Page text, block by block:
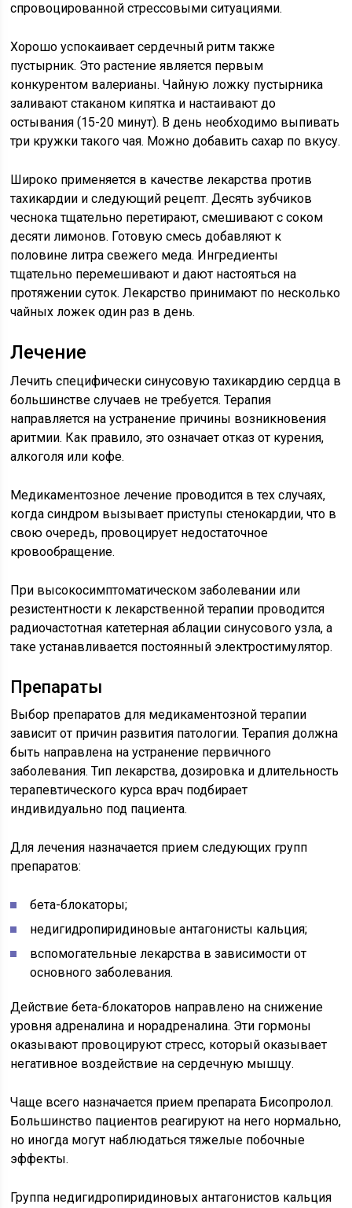
спровоцированной стрессовыми ситуациями.
Хорошо успокаивает сердечный ритм также
пустырник. Это растение является первым
конкурентом валерианы. Чайную ложку пустырника
заливают стаканом кипятка и настаивают до
остывания (15-20 минут). В день необходимо выпивать
три кружки такого чая. Можно добавить сахар по вкусу.
Широко применяется в качестве лекарства против
тахикардии и следующий рецепт. Десять зубчиков
чеснока тщательно перетирают, смешивают с соком
десяти лимонов. Готовую смесь добавляют к
половине литра свежего меда. Ингредиенты
тщательно перемешивают и дают настояться на
протяжении суток. Лекарство принимают по несколько
чайных ложек один раз в день.
Лечение
Лечить специфически синусовую тахикардию сердца в
большинстве случаев не требуется. Терапия
направляется на устранение причины возникновения
аритмии. Как правило, это означает отказ от курения,
алкоголя или кофе.
Медикаментозное лечение проводится в тех случаях,
когда синдром вызывает приступы стенокардии, что в
свою очередь, провоцирует недостаточное
кровообращение.
При высокосимптоматическом заболевании или
резистентности к лекарственной терапии проводится
радиочастотная катетерная аблации синусового узла, а
таке устанавливается постоянный электростимулятор.
Препараты
Выбор препаратов для медикаментозной терапии
зависит от причин развития патологии. Терапия должна
быть направлена на устранение первичного
заболевания. Тип лекарства, дозировка и длительность
терапевтического курса врач подбирает
индивидуально под пациента.
Для лечения назначается прием следующих групп
препаратов:
бета-блокаторы;
недигидропиридиновые антагонисты кальция;
вспомогательные лекарства в зависимости от
основного заболевания.
Действие бета-блокаторов направлено на снижение
уровня адреналина и норадреналина. Эти гормоны
оказывают провоцируют стресс, который оказывает
негативное воздействие на сердечную мышцу.
Чаще всего назначается прием препарата Бисопролол.
Большинство пациентов реагируют на него нормально,
но иногда могут наблюдаться тяжелые побочные
эффекты.
Группа недигидропиридиновых антагонистов кальция